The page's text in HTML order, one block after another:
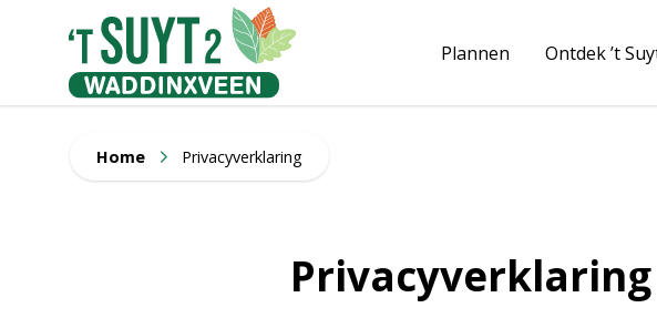
Plannen Ontdek ’t
Home Privacyverklaring
Privacyverklaring